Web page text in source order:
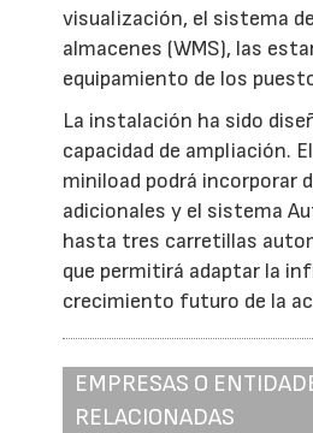
visualización, el sistema
almacenes (WMS), las
equipamiento de los
La instalación ha sido
capacidad de ampliación.
miniload podrá incorporar
adicionales y el sistema
hasta tres carretillas
que permitirá adaptar la
crecimiento futuro de la
EMPRESAS O
RELACIONADAS